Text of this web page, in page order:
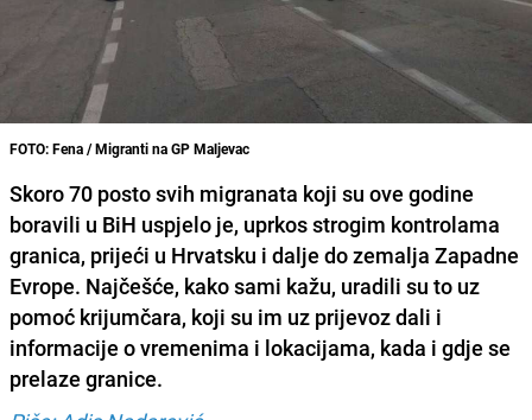
FOTO: Fena / Migranti na GP Maljevac
Skoro 70 posto svih migranata koji su ove godine
boravili u BiH uspjelo je, uprkos strogim kontrolama
granica, prijeći u Hrvatsku i dalje do zemalja Zapadne
Evrope. Najčešće, kako sami kažu, uradili su to uz
pomoć krijumčara, koji su im uz prijevoz dali i
informacije o vremenima i lokacijama, kada i gdje se
prelaze granice.